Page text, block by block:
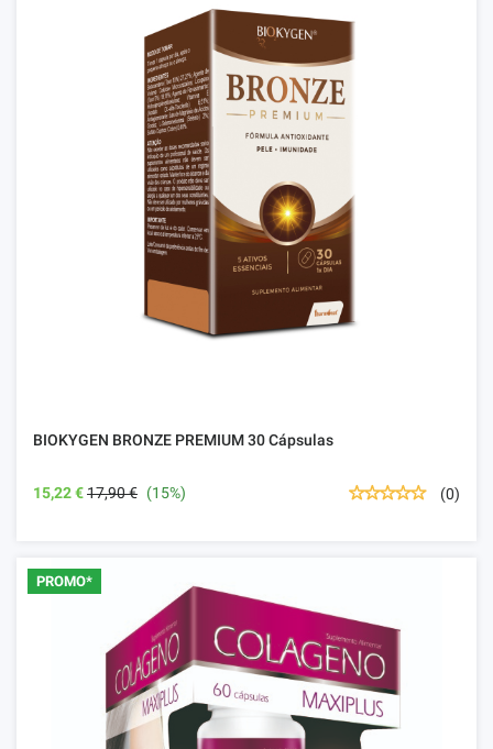
BIOKYGEN BRONZE PREMIUM 30 Cápsulas
15,22 €17,90 € (15%) (0)
PROMO*